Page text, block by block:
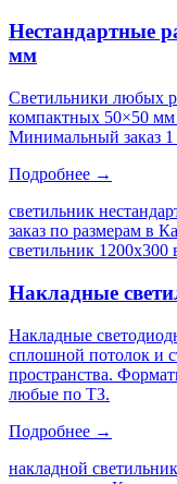
Нестандартные
мм
Светильники любых
компактных 50×50
Минимальный заказ
Подробнее →
светильник
заказ по размерам в
светильник 1200х300
Накладные
Накладные
сплошной потолок и
пространства.
любые по ТЗ.
Подробнее →
накладной